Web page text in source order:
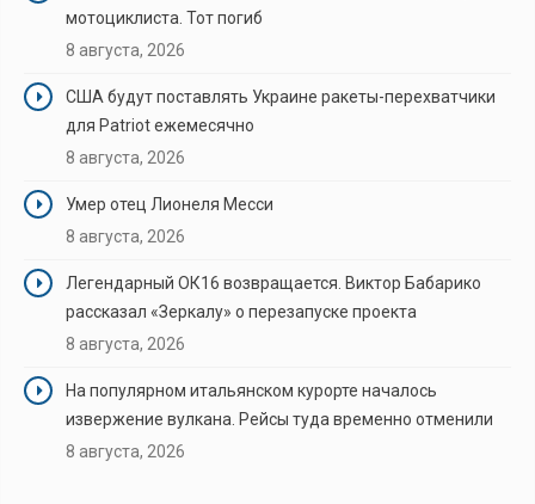
мотоциклиста. Тот погиб
8 августа, 2026
США будут поставлять Украине ракеты-перехватчики
для Patriot ежемесячно
8 августа, 2026
Умер отец Лионеля Месси
8 августа, 2026
Легендарный ОК16 возвращается. Виктор Бабарико
рассказал «Зеркалу» о перезапуске проекта
8 августа, 2026
На популярном итальянском курорте началось
извержение вулкана. Рейсы туда временно отменили
8 августа, 2026